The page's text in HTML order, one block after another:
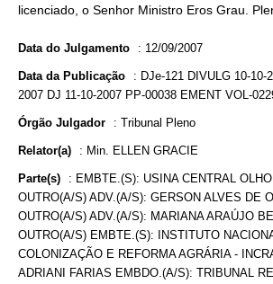
licenciado, o Senhor Ministro Eros Grau.
Data do Julgamento : 12/09/2007
Data da Publicação : DJe-121 DIVULG 10-10-
2007 DJ 11-10-2007 PP-00038 EMENT VOL-
Órgão Julgador : Tribunal Pleno
Relator(a) : Min. ELLEN GRACIE
Parte(s) : EMBTE.(S): USINA CENTRAL
OUTRO(A/S) ADV.(A/S): GERSON ALVES DE
OUTRO(A/S) ADV.(A/S): MARIANA ARAÚJO
OUTRO(A/S) EMBTE.(S): INSTITUTO
COLONIZAÇÃO E REFORMA AGRÁRIA -
ADRIANI FARIAS EMBDO.(A/S): TRIBUNAL